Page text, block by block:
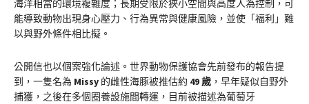
海洋相當的環境複雜度；長期受限於狹小空間與高度人為控制，可
能導致動物出現身心壓力、行為異常與健康風險，並使「福利」難
以與野外條件相比擬。
公開信也以個案強化論述。世界動物保護協會先前發布的報告提
到，一隻名為 Missy 的雌性海豚被推估約 49歲 ，早年疑似自野外
捕獲，之後在多個圈養設施間轉運，目前被描述為葡萄牙